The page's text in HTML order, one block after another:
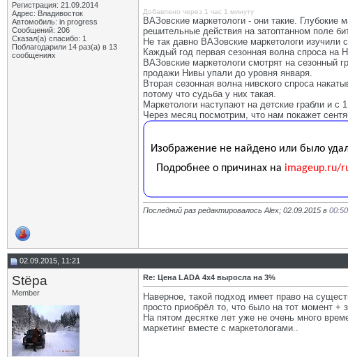
Регистрация: 21.09.2014
Адрес: Владивосток
Автомобиль: in progress
Сообщений: 206
Сказал(а) спасибо: 1
Поблагодарили 14 раз(а) в 13
сообщениях
Добавлено через 1 час 1 минуту
ВАЗовские маркетологи - они такие.
решительные действия на затоптанном поле
Не так давно ВАЗовские маркетологи изучили
Каждый год первая сезонная волна спроса на
ВАЗовские маркетологи смотрят на сезонный
продажи Нивы упали до уровня января.
Вторая сезонная волна нивского спроса
потому что судьба у них такая.
Маркетологи наступают на детские грабли и с
Через месяц посмотрим, что нам покажет
Последний раз редактировалось Alex; 02.09.2015 в 00:50
02.09.2015, 11:21
Stёpa
Member
Re: Цена LADA 4x4 выросла на 3%
Наверное, такой подход имеет право на
просто приобрёл то, что было на тот момент
На пятом десятке лет уже не очень много
маркетинг вместе с маркетологами..